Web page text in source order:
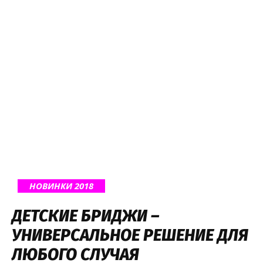
НОВИНКИ 2018
ДЕТСКИЕ БРИДЖИ –
УНИВЕРСАЛЬНОЕ РЕШЕНИЕ ДЛЯ
ЛЮБОГО СЛУЧАЯ